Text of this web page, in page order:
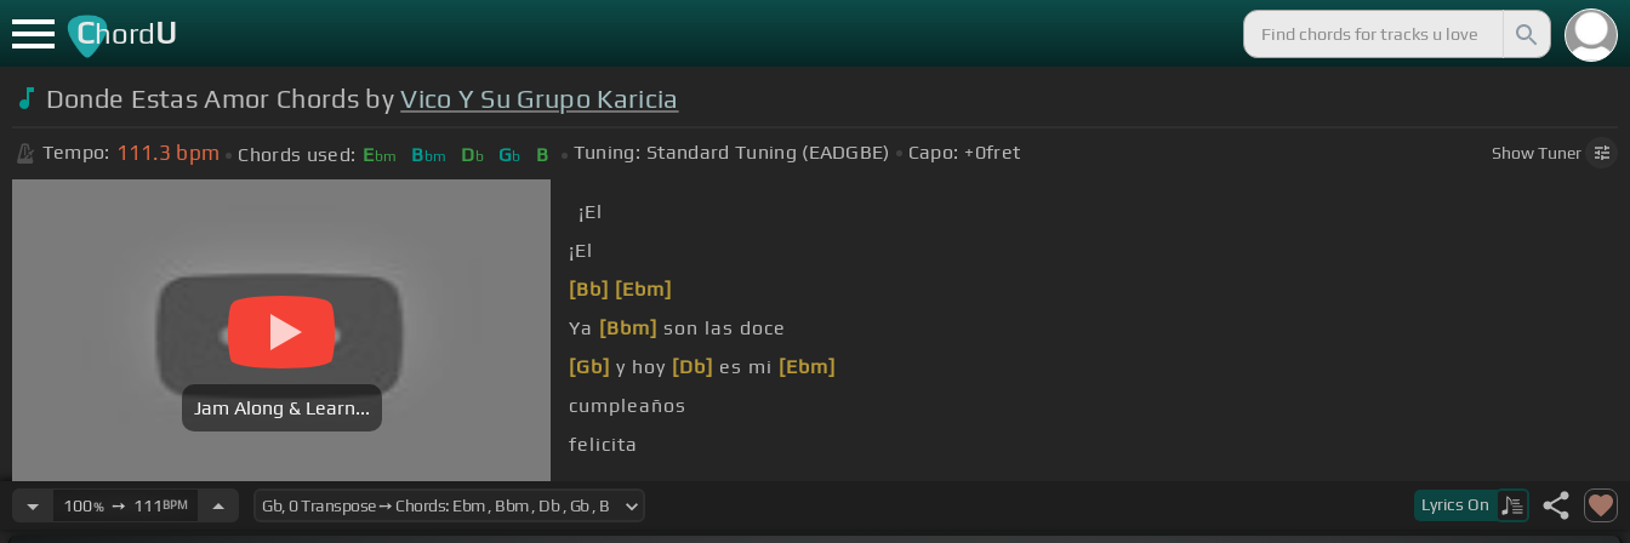
ChordU
Donde Estas Amor Chords byVico Y Su Grupo Karicia
Tempo: 111.3 bpm Chords used: Ebm Bbm Db Gb B Tuning: Standard Tuning (EADGBE) Capo: +0fret ShowTuner
Jam Along & Learn...
¡El
¡El
[Bb] [Ebm]
Ya [Bbm] son las doce
[Gb] y hoy [Db] es mi [Ebm]
cumpleaños
felicita
100%➙ 111 BPM Lyrics On